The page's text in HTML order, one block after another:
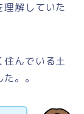
理解していた
んでいる土
。。